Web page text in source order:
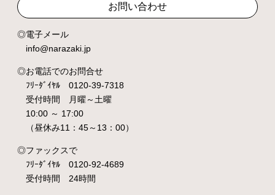
お問い合わせ
電子メール
info@narazaki.jp
お電話でのお問合せ
ﾌﾘｰﾀﾞｲﾔﾙ 0120-39-7318
受付時間 月曜～土曜
10:00 ～ 17:00
（昼休み11：45～13：00）
ファックスで
ﾌﾘｰﾀﾞｲﾔﾙ 0120-92-4689
受付時間 24時間